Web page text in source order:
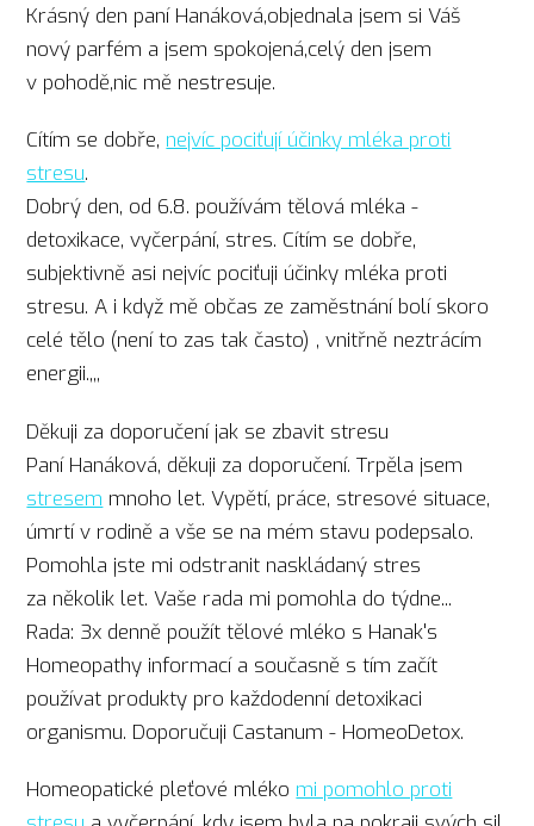
Krásný den paní Hanáková,objednala jsem si Váš
nový parfém a jsem spokojená,celý den jsem
v pohodě,nic mě nestresuje.
Cítím se dobře, nejvíc pociťují účinky mléka proti
stresu.
Dobrý den, od 6.8. používám tělová mléka -
detoxikace, vyčerpání, stres. Cítím se dobře,
subjektivně asi nejvíc pociťuji účinky mléka proti
stresu. A i když mě občas ze zaměstnání bolí skoro
celé tělo (není to zas tak často) , vnitřně neztrácím
energii.,,,
Děkuji za doporučení jak se zbavit stresu
Paní Hanáková, děkuji za doporučení. Trpěla jsem
stresem mnoho let. Vypětí, práce, stresové situace,
úmrtí v rodině a vše se na mém stavu podepsalo.
Pomohla jste mi odstranit naskládaný stres
za několik let. Vaše rada mi pomohla do týdne...
Rada: 3x denně použít tělové mléko s Hanak's
Homeopathy informací a současně s tím začít
používat produkty pro každodenní detoxikaci
organismu. Doporučuji Castanum - HomeoDetox.
Homeopatické pleťové mléko mi pomohlo proti